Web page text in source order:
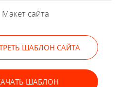
Макет сайта
ШАБЛОН САЙТА
ШАБЛОН